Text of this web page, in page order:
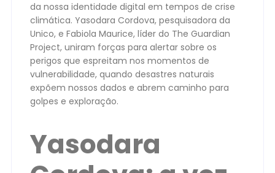
da nossa identidade digital em tempos de crise
climática. Yasodara Cordova, pesquisadora da
Unico, e Fabiola Maurice, líder do The Guardian
Project, uniram forças para alertar sobre os
perigos que espreitam nos momentos de
vulnerabilidade, quando desastres naturais
expõem nossos dados e abrem caminho para
golpes e exploração.
Yasodara